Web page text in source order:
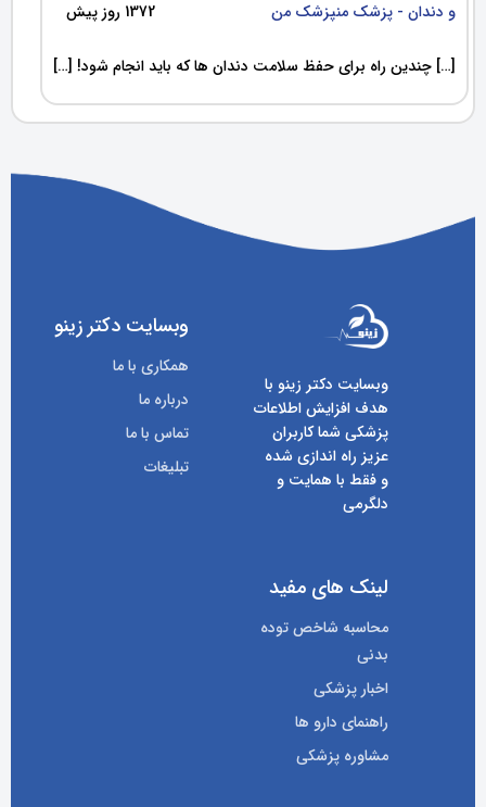
و دندان - پزشک منپزشک من
1372 روز پیش
[…] چندین راه برای حفظ سلامت دندان ها که باید انجام شود! […]
وبسایت دکتر زینو با
هدف افزایش اطلاعات
پزشکی شما کاربران
عزیز راه اندازی شده
و فقط با همایت و
دلگرمی
وبسایت دکتر زینو
همکاری با ما
درباره ما
تماس با ما
تبلیغات
لینک های مفید
محاسبه شاخص توده
بدنی
اخبار پزشکی
راهنمای دارو ها
مشاوره پزشکی